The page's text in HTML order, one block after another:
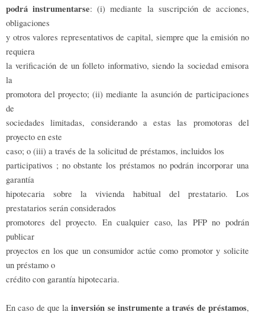
podrá instrumentarse: (i) mediante la suscripción de acciones,
obligaciones
y otros valores representativos de capital, siempre que la emisión no
requiera
la verificación de un folleto informativo, siendo la sociedad emisora
la
promotora del proyecto; (ii) mediante la asunción de participaciones
de
sociedades limitadas, considerando a estas las promotoras del
proyecto en este
caso; o (iii) a través de la solicitud de préstamos, incluidos los
participativos ; no obstante los préstamos no podrán incorporar una
garantía
hipotecaria sobre la vivienda habitual del prestatario. Los
prestatarios serán considerados
promotores del proyecto. En cualquier caso, las PFP no podrán
publicar
proyectos en los que un consumidor actúe como promotor y solicite
un préstamo o
crédito con garantía hipotecaria.
En caso de que lainversión se instrumente a través de préstamos,